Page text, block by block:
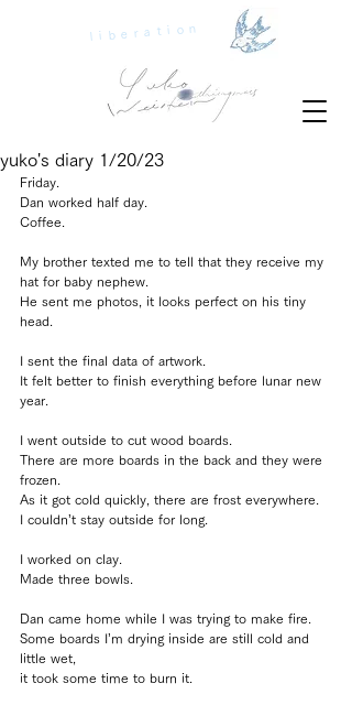
liberation
yuko's diary 1/20/23
Friday.
Dan worked half day.
Coffee.
My brother texted me to tell that they receive my
hat for baby nephew.
He sent me photos, it looks perfect on his tiny
head.
I sent the final data of artwork.
It felt better to finish everything before lunar new
year.
I went outside to cut wood boards.
There are more boards in the back and they were
frozen.
As it got cold quickly, there are frost everywhere.
I couldn’t stay outside for long.
I worked on clay.
Made three bowls.
Dan came home while I was trying to make fire.
Some boards I’m drying inside are still cold and
little wet,
it took some time to burn it.